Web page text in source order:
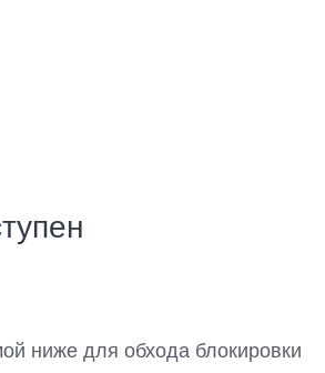
ниже для обхода блокировки